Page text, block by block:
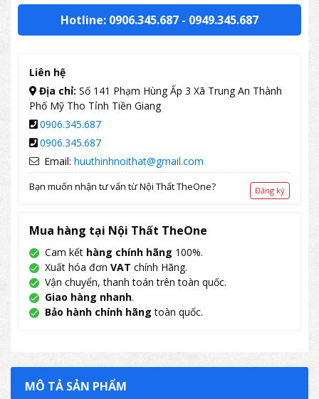
Hotline: 0906.345.687 - 0949.345.687
Liên hệ
Địa chỉ: Số 141 Phạm Hùng Ấp 3 Xã Trung An Thành
Phố Mỹ Tho Tỉnh Tiền Giang
0906.345.687
0906.345.687
Email: huuthinhnoithat@gmail.com
Bạn muốn nhận tư vấn từ Nội Thất TheOne? Đăng ký
Mua hàng tại Nội Thất TheOne
Cam kết hàng chính hãng 100%.
Xuất hóa đơn VAT chính Hãng.
Vận chuyển, thanh toán trên toàn quốc.
Giao hàng nhanh.
Bảo hành chính hãng toàn quốc.
MÔ TẢ SẢN PHẨM